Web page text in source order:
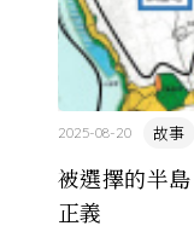
被選擇的半
正義
故事
2025-08-20